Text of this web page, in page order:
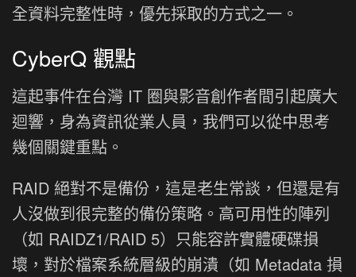
全資料完整性時，優先採取的方式之一。
CyberQ 觀點
這起事件在台灣 IT 圈與影音創作者間引起廣大
迴響，身為資訊從業人員，我們可以從中思考
幾個關鍵重點。
RAID 絕對不是備份，這是老生常談，但還是有
人沒做到很完整的備份策略。高可用性的陣列
（如 RAIDZ1/RAID 5）只能容許實體硬碟損
壞，對於檔案系統層級的崩潰（如 Metadata 損